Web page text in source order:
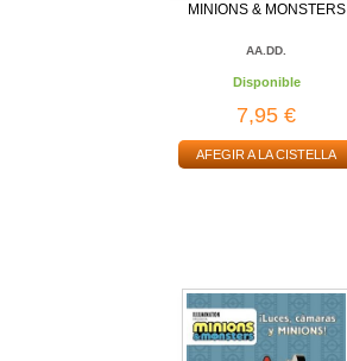
MINIONS & MONSTERS
AA.DD.
Disponible
7,95 €
AFEGIR A LA CISTELLA